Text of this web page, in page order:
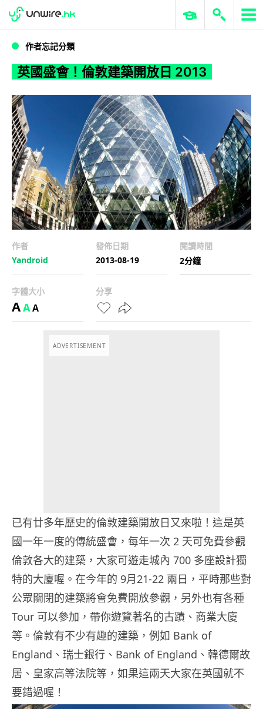
英國盛會！倫敦建築開放日 2013
WWDC 2026 ERP 與商業 AI
作者忘記分類
英國盛會！倫敦建築開放日 2013
作者
Yandroid
發佈日期
2013-08-19
閱讀時間
2分鐘
字體大小
AAA
分享
ADVERTISEMENT
已有廿多年歷史的倫敦建築開放日又來啦！這是英
國一年一度的傳統盛會，每年一次 2 天可免費參觀
倫敦各大的建築，大家可遊走城內 700 多座設計獨
特的大廈喔。在今年的 9月21-22 兩日，平時那些對
公眾關閉的建築將會免費開放參觀，另外也有各種
Tour 可以參加，帶你遊覽著名的古蹟、商業大廈
等。倫敦有不少有趣的建築，例如 Bank of
England、瑞士銀行、Bank of England、韓德爾故
居、皇家高等法院等，如果這兩天大家在英國就不
要錯過喔！